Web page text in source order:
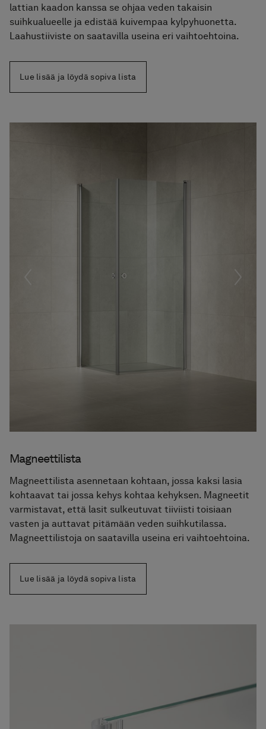
lattian kaadon kanssa se ohjaa veden takaisin
suihkualueelle ja edistää kuivempaa kylpyhuonetta.
Laahustiiviste on saatavilla useina eri vaihtoehtoina.
Lue lisää ja löydä sopiva lista
Nästa
Magneettilista
Magneettilista asennetaan kohtaan, jossa kaksi lasia
kohtaavat tai jossa kehys kohtaa kehyksen. Magneetit
varmistavat, että lasit sulkeutuvat tiiviisti toisiaan
vasten ja auttavat pitämään veden suihkutilassa.
Magneettilistoja on saatavilla useina eri vaihtoehtoina.
Lue lisää ja löydä sopiva lista